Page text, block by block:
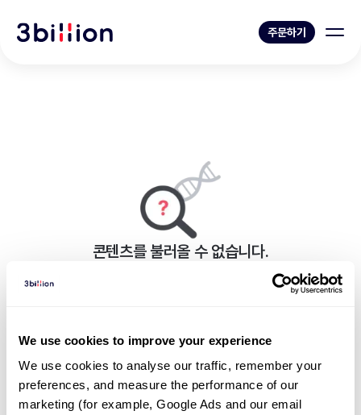
We use cookies to improve your experience
We use cookies to analyse our traffic, remember your
preferences, and measure the performance of our
marketing (for example, Google Ads and our email
주문하기
콘텐츠를 불러올 수 없습니다.